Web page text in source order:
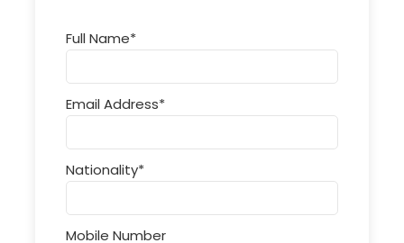
Full Name*
Email Address*
Nationality*
Mobile Number